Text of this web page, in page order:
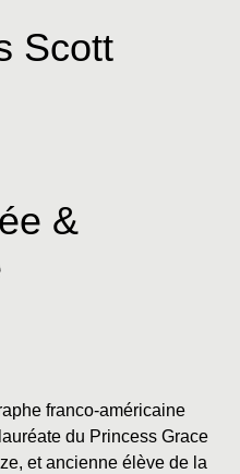
Scott
&
franco-américaine
du Princess Grace
et ancienne élève de la